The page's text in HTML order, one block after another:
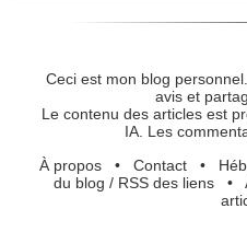
Ceci est mon blog
avis et
Le contenu des articles est
IA. Les
À propos• Contact•
du blog / RSS des liens•